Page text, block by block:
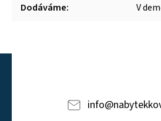
Dodáváme: V
info@